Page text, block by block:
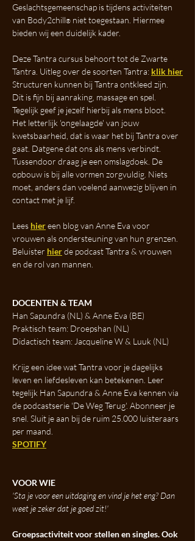
Geslachtsgemeenschap is tijdens activiteiten
van Body2chill® niet toegestaan. Hiermee
bieden wij een duidelijk kader.
Deze Tantra cursus behoort tot de Zwarte
Tantra. Uitleg over de soorten Tantra: klik hier
Structuren kunnen bij Tantra ontkleed zijn.
Dit is fijn bij aanraking, massage en spel.
Tegelijk geef je jezelf hierbij als mens bloot.
Het letterlijk 'ongelaagde' van jouw
kwetsbaarheid, dat is waar het bij Tantra over
gaat. Datgene dat ons als mens verbindt.
Tussendoor draag je een omslagdoek. De
opbouw is bij alle vormen zorgvuldig. Niets
moet, anders dan voelend aanwezig blijven in
contact met je lijf.
Lees hier een blog van Anne Eva voor
vrouwen als ondersteuning van hun grenzen.
Beluister hier de podcast Tantra & vrouwen
en de rol van mannen.
DOCENTEN & TEAM
Han Sapundra (NL) & Anne Eva (BE)
Praktisch team: Droepshan (NL)
Didactisch team: Jacqueline W & Luuk (NL)
Krijg een idee wat Tantra voor je dagelijks
leven en liefdesleven kan betekenen. Leer
tegelijk Han Sapundra & Anne Eva kennen via
de podcastserie 'De Weg Terug'. Abonneer je
snel. Sluit je aan bij de ruim 25.000 luisteraars
per maand.
SPOTIFY
VOOR WIE
'Sta je voor een uitdaging en vind je het eng? Dan
weet je zeker dat je goed zit!'
Groepsactiviteit voor stellen en singles. Ook